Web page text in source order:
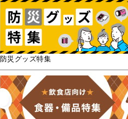
防災グッズ特集